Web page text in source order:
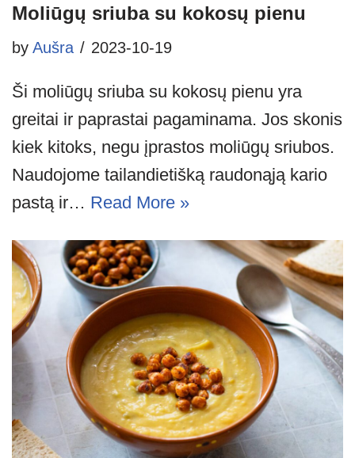
Moliūgų sriuba su kokosų pienu
by Aušra 2023-10-19
Ši moliūgų sriuba su kokosų pienu yra
greitai ir paprastai pagaminama. Jos skonis
kiek kitoks, negu įprastos moliūgų sriubos.
Naudojome tailandietišką raudonąją kario
pastą ir… Read More »